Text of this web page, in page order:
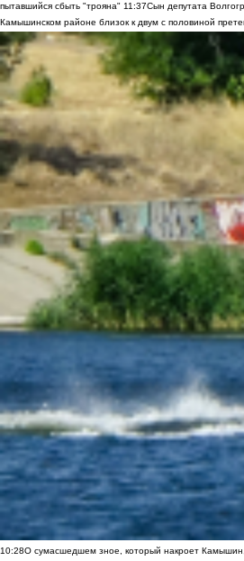
пытавшийся сбыть "трояна" 11:37Сын депутата
Камышинском районе близок к двум с половиной
10:28О сумасшедшем зное, который накроет